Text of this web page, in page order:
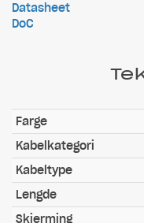
Datasheet
DoC
Farge
Kabelkategori
Kabeltype
Lengde
Skjerming